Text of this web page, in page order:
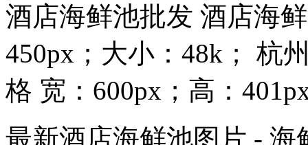
酒店海鲜池批发 酒店海
450px；大小：48k； 杭
格 宽：600px；高：
最新酒店海鲜池图片 -